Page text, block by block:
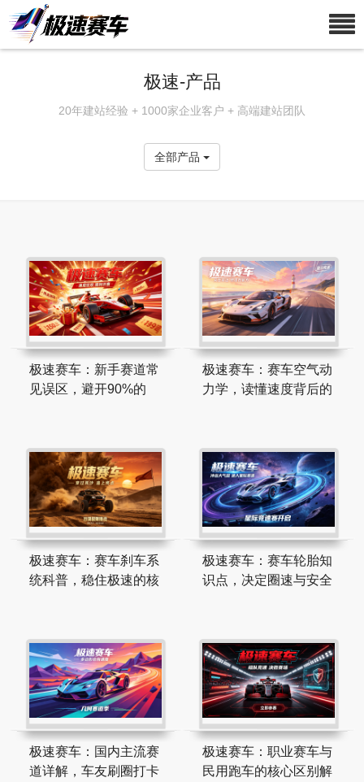
极速-产品
20年建站经验 + 1000家企业客户 + 高端建站团队
全部产品
极速赛车：新手赛道常
见误区，避开90%的
极速赛车：赛车空气动
力学，读懂速度背后的
极速赛车：赛车刹车系
统科普，稳住极速的核
极速赛车：赛车轮胎知
识点，决定圈速与安全
极速赛车：国内主流赛
道详解，车友刷圈打卡
极速赛车：职业赛车与
民用跑车的核心区别解